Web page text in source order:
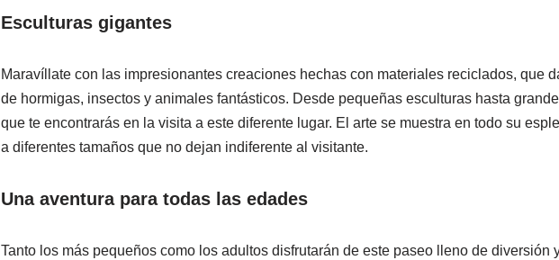
Esculturas gigantes
Maravíllate con las impresionantes creaciones hechas con materiales reciclados, que
de hormigas, insectos y animales fantásticos. Desde pequeñas esculturas hasta
que te encontrarás en la visita a este diferente lugar. El arte se muestra en todo su
a diferentes tamaños que no dejan indiferente al visitante.
Una aventura para todas las edades
Tanto los más pequeños como los adultos disfrutarán de este paseo lleno de diversión